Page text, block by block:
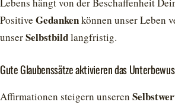
Lebens hängt von der Beschaffenheit
Positive Gedankenkönnen unser Leben
unserSelbstbildlangfristig.
Gute Glaubenssätze aktivieren das
Affirmationen steigern unseren